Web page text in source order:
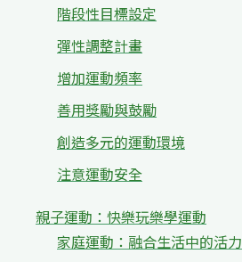
階段性目標設定
彈性調整計畫
增加運動頻率
善用獎勵與鼓勵
創造多元的運動環境
注意運動安全
親子運動：快樂玩樂學運動
家庭運動：融合生活中的活力